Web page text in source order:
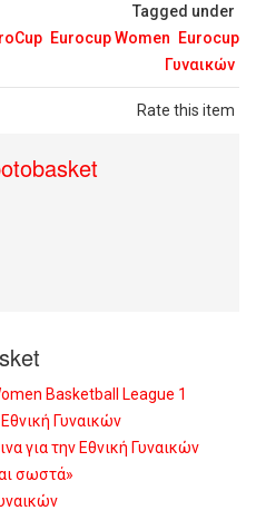
Tagged under
Eurocup Women
Eurocup
Γυναικών
Rate this item
Basketball League 1
Γυναικών
για την Εθνική Γυναικών
σωστά»